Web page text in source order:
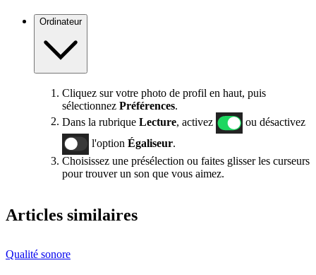
Ordinateur
Cliquez sur votre photo de profil en haut, puis
sélectionnez Préférences.
Dans la rubrique Lecture , activez
ou désactivez
l'option Égaliseur.
Choisissez une présélection ou faites glisser les curseurs
pour trouver un son que vous aimez.
Articles similaires
Qualité sonore